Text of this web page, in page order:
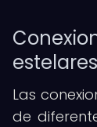
Las
de